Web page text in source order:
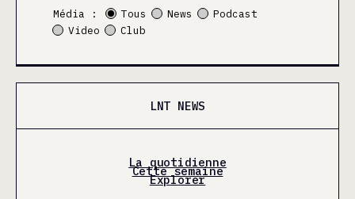
Média : Tous News
Podcast
Video
Club
LNT NEWS
La quotidienne
Cette semaine
Explorer